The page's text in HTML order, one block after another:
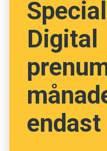
Lycka till!
Digital